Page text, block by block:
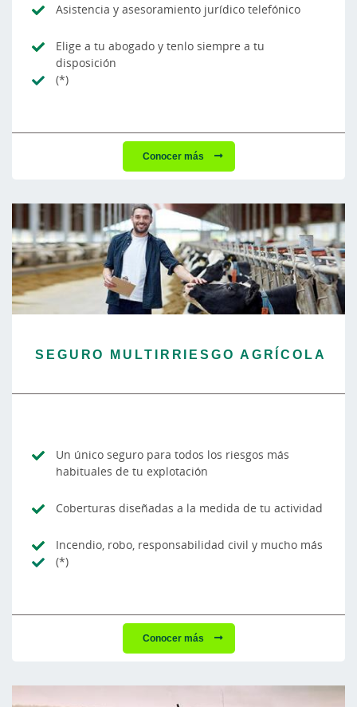
Asistencia y asesoramiento jurídico telefónico
Elige a tu abogado y tenlo siempre a tu
disposición
(*)
Conocer más
SEGURO MULTIRRIESGO AGRÍCOLA
Un único seguro para todos los riesgos más
habituales de tu explotación
Coberturas diseñadas a la medida de tu actividad
Incendio, robo, responsabilidad civil y mucho más
(*)
Conocer más